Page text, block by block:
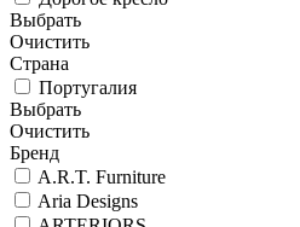
Выбрать
Очистить
Страна
Португалия
Выбрать
Очистить
Бренд
A.R.T. Furniture
Aria Designs